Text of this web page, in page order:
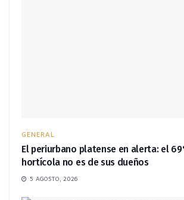
GENERAL
El periurbano platense en alerta: el
hortícola no es de sus dueños
5 AGOSTO, 2026